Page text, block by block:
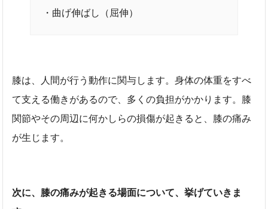
・曲げ伸ばし（屈伸）
膝は、人間が行う動作に関与します。身体の体重をすべ
て支える働きがあるので、多くの負担がかかります。膝
関節やその周辺に何かしらの損傷が起きると、膝の痛み
が生じます。
次に、膝の痛みが起きる場面について、挙げていきま